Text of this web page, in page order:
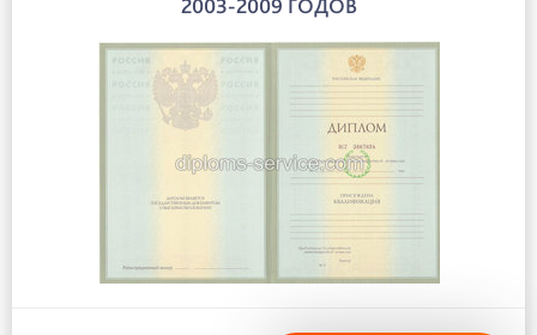
2003-2009 ГОДОВ